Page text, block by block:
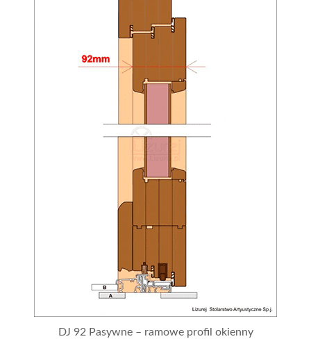
DJ 92 Pasywne – ramowe profil okienny